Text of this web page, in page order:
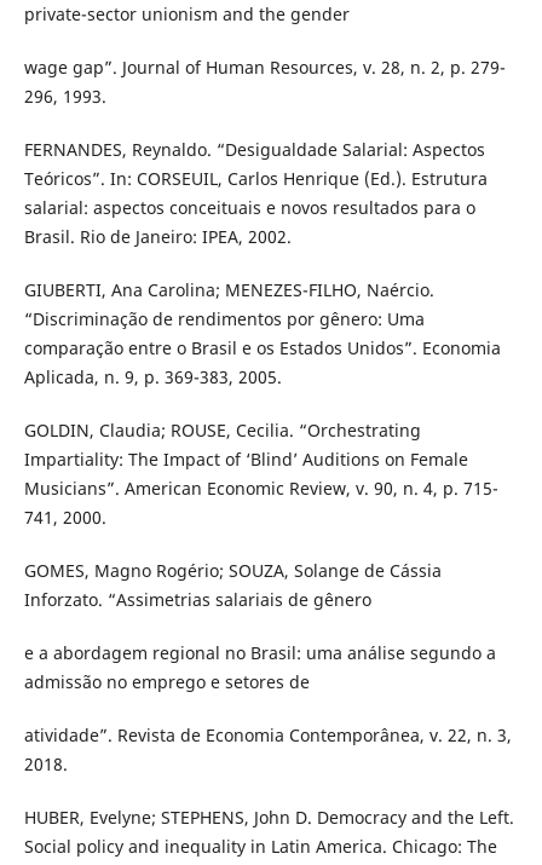
private-sector unionism and the gender
wage gap”. Journal of Human Resources, v. 28, n. 2, p. 279-
296, 1993.
FERNANDES, Reynaldo. “Desigualdade Salarial: Aspectos
Teóricos”. In: CORSEUIL, Carlos Henrique (Ed.). Estrutura
salarial: aspectos conceituais e novos resultados para o
Brasil. Rio de Janeiro: IPEA, 2002.
GIUBERTI, Ana Carolina; MENEZES-FILHO, Naércio.
“Discriminação de rendimentos por gênero: Uma
comparação entre o Brasil e os Estados Unidos”. Economia
Aplicada, n. 9, p. 369-383, 2005.
GOLDIN, Claudia; ROUSE, Cecilia. “Orchestrating
Impartiality: The Impact of ‘Blind’ Auditions on Female
Musicians”. American Economic Review, v. 90, n. 4, p. 715-
741, 2000.
GOMES, Magno Rogério; SOUZA, Solange de Cássia
Inforzato. “Assimetrias salariais de gênero
e a abordagem regional no Brasil: uma análise segundo a
admissão no emprego e setores de
atividade”. Revista de Economia Contemporânea, v. 22, n. 3,
2018.
HUBER, Evelyne; STEPHENS, John D. Democracy and the Left.
Social policy and inequality in Latin America. Chicago: The